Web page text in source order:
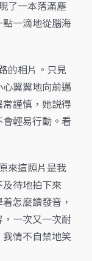
了一本落滿塵
一滴地從腦海
的相片。只見
翼翼地向前邁
謹慎，她説得
輕易行動。看
來這照片是我
待地拍下來
怎麼讀發音，
一次又一次耐
情不自禁地笑